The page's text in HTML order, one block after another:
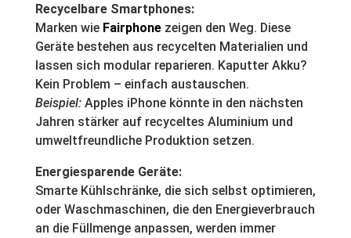
Recycelbare Smartphones:
Marken wie Fairphone zeigen den Weg. Diese
Geräte bestehen aus recycelten Materialien und
lassen sich modular reparieren. Kaputter Akku?
Kein Problem – einfach austauschen.
Beispiel:Apples iPhone könnte in den nächsten
Jahren stärker auf recyceltes Aluminium und
umweltfreundliche Produktion setzen.
Energiesparende Geräte:
Smarte Kühlschränke, die sich selbst optimieren,
oder Waschmaschinen, die den Energieverbrauch
an die Füllmenge anpassen, werden immer